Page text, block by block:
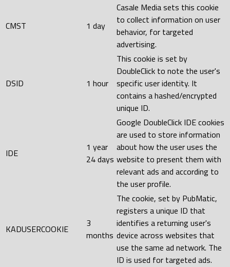
CMST 1 day
Casale Media sets this cookie
to collect information on user
behavior, for targeted
advertising.
DSID 1 hour
This cookie is set by
DoubleClick to note the user's
specific user identity. It
contains a hashed/encrypted
unique ID.
IDE
1 year
24 days
Google DoubleClick IDE cookies
are used to store information
about how the user uses the
website to present them with
relevant ads and according to
the user profile.
KADUSERCOOKIE
3
months
The cookie, set by PubMatic,
registers a unique ID that
identifies a returning user's
device across websites that
use the same ad network. The
ID is used for targeted ads.